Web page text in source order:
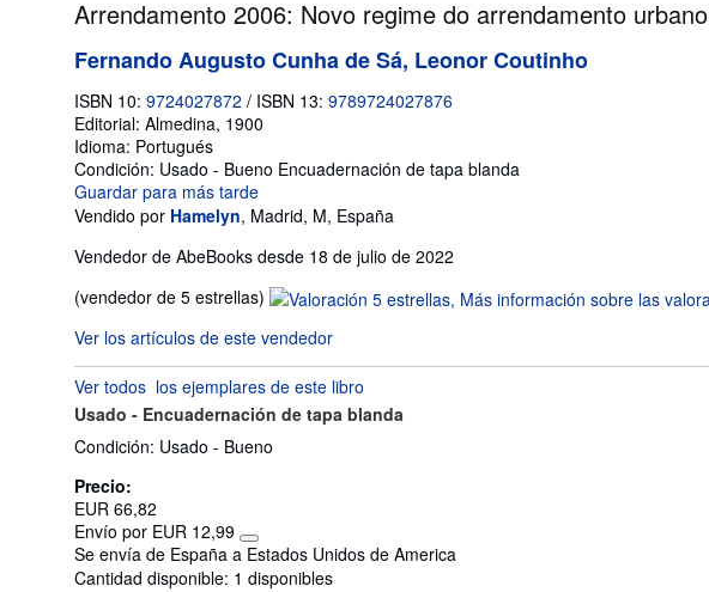
Arrendamento 2006: Novo regime do arrendamento urbano
Fernando Augusto Cunha de Sá, Leonor Coutinho
ISBN 10: 9724027872 / ISBN 13: 9789724027876
Editorial: Almedina, 1900
Idioma: Portugués
Condición: Usado - Bueno Encuadernación de tapa blanda
Guardar para más tarde
Vendido por Hamelyn, Madrid, M, España
Vendedor de AbeBooks desde 18 de julio de 2022
(vendedor de 5 estrellas) Calificación
vendedor:
5
de
5
estrellas
Ver los artículos de este vendedor
Ver todos los ejemplares de este libro
Usado - Encuadernación de tapa blanda
Condición: Usado - Bueno
Precio:
EUR 66,82
Envío por EUR 12,99
Más
información
sobre
Se envía de España a Estados Unidos de America
Cantidad disponible: 1 disponibles